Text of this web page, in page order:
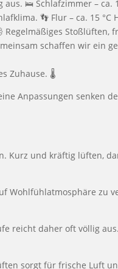
Zuhause. 🌡️
Anpassungen senken
Kurz und kräftig lüften,
Wohlfühlatmosphäre zu
reicht daher oft völlig aus.
sorgt für frische Luft